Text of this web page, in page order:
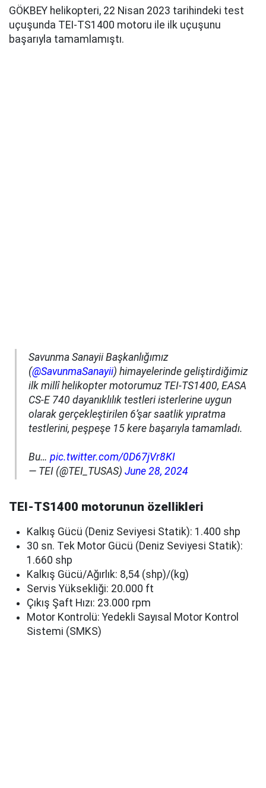
GÖKBEY helikopteri, 22 Nisan 2023 tarihindeki test
uçuşunda TEI-TS1400 motoru ile ilk uçuşunu
başarıyla tamamlamıştı.
Savunma Sanayii Başkanlığımız
(@SavunmaSanayii) himayelerinde geliştirdiğimiz
ilk millî helikopter motorumuz TEI-TS1400, EASA
CS-E 740 dayanıklılık testleri isterlerine uygun
olarak gerçekleştirilen 6’şar saatlik yıpratma
testlerini, peşpeşe 15 kere başarıyla tamamladı.
Bu… pic.twitter.com/0D67jVr8KI
— TEI (@TEI_TUSAS) June 28, 2024
TEI-TS1400 motorunun özellikleri
Kalkış Gücü (Deniz Seviyesi Statik): 1.400 shp
30 sn. Tek Motor Gücü (Deniz Seviyesi Statik):
1.660 shp
Kalkış Gücü/Ağırlık: 8,54 (shp)/(kg)
Servis Yüksekliği: 20.000 ft
Çıkış Şaft Hızı: 23.000 rpm
Motor Kontrolü: Yedekli Sayısal Motor Kontrol
Sistemi (SMKS)